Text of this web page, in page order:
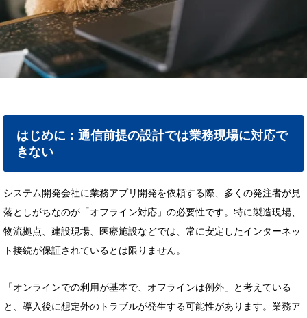
はじめに：通信前提の設計では業務現場に対応で
きない
システム開発会社に業務アプリ開発を依頼する際、多くの発注者が見
落としがちなのが「オフライン対応」の必要性です。特に製造現場、
物流拠点、建設現場、医療施設などでは、常に安定したインターネッ
ト接続が保証されているとは限りません。
「オンラインでの利用が基本で、オフラインは例外」と考えている
と、導入後に想定外のトラブルが発生する可能性があります。業務ア